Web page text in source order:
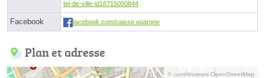
tel-de-ville-id18715000844
Facebook facebook.com/caisse.epargne
Plan et adresse
© contributeurs OpenStreetMap